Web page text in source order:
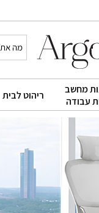
מחשב
עבודה
ריהוט לבית